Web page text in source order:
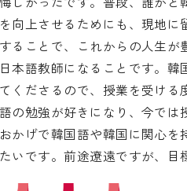
向上させるためにも、現地
ることで、これからの人生が
本語教師になることです。
くださるので、授業を受け
の勉強が好きになり、今では
かげで韓国語や韓国に関心
いです。前途遼遠ですが、目